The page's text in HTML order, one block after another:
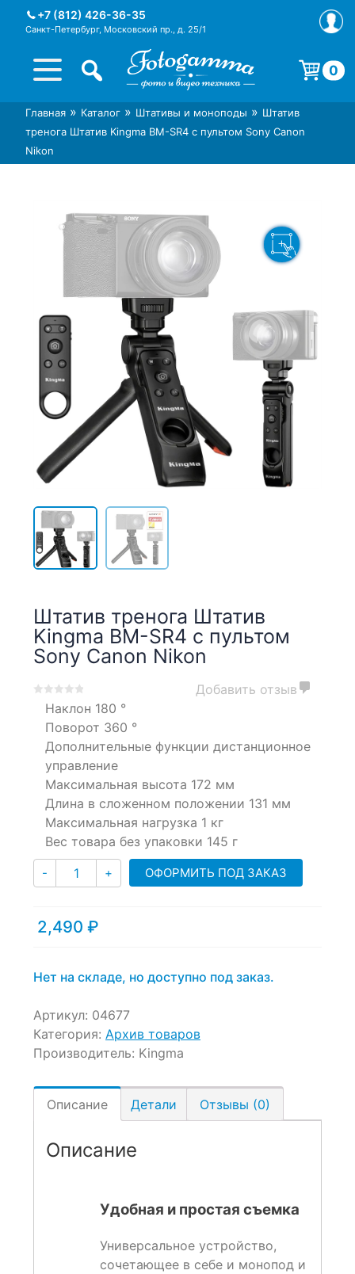
+7 (812) 426-36-35
Санкт-Петербург, Московский пр., д. 25/1
Интернет-магазин фототехники
Foto-Gamma в СПб
Магазин фотоаксессуаров foto-
gamma.ru
0
Корзина пуста.
Главная » Каталог » Штативы и моноподы » Штатив
тренога Штатив Kingma BM-SR4 с пультом Sony Canon
Nikon
Штатив тренога Штатив
Kingma BM-SR4 с пультом
Sony Canon Nikon
based
customer
Добавить отзыв
Наклон 180 °
Поворот 360 °
Дополнительные функции дистанционное
управление
Максимальная высота 172 мм
Длина в сложенном положении 131 мм
Максимальная нагрузка 1 кг
Вес товара без упаковки 145 г
- Количество
+ ОФОРМИТЬ ПОД ЗАКАЗ
2,490 ₽
Нет на складе, но доступно под заказ.
Артикул: 04677
Категория: Архив товаров
Производитель: Kingma
Описание Детали Отзывы (0)
Описание
Удобная и простая съемка
Универсальное устройство,
сочетающее в себе и монопод и